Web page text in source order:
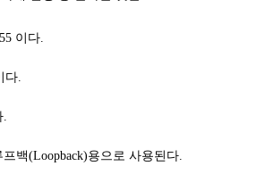
이다.
다.
백(Loopback)용으로 사용된다.